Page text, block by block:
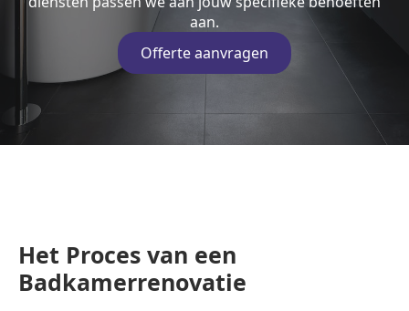
aan.
Offerte aanvragen
Het Proces van een
Badkamerrenovatie